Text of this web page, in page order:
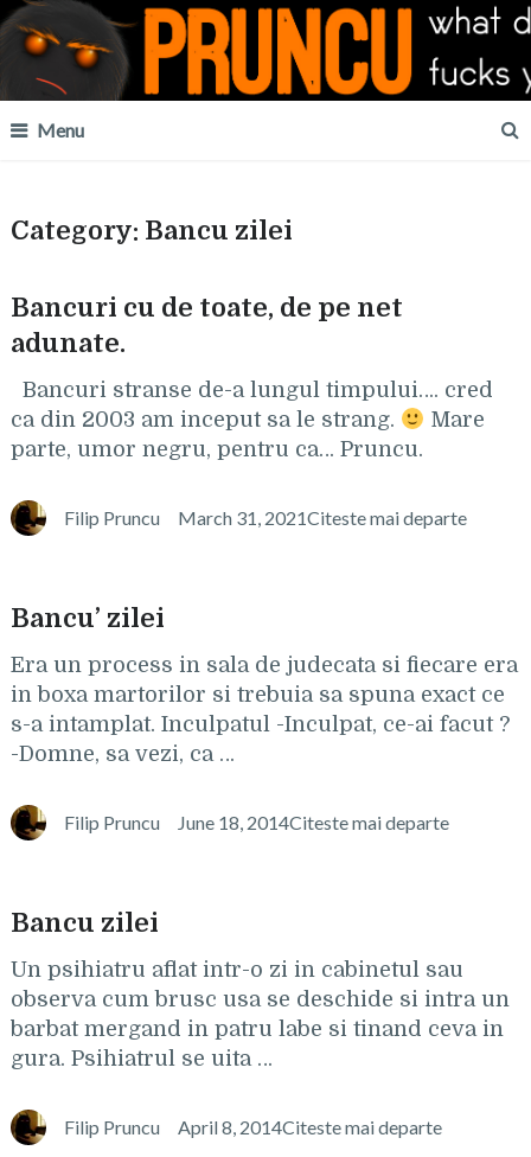
Menu
Category: Bancu zilei
Bancuri cu de toate, de pe net
adunate.
Bancuri stranse de-a lungul timpului…. cred
ca din 2003 am inceput sa le strang.
Mare
parte, umor negru, pentru ca… Pruncu.
Filip Pruncu March 31, 2021Citeste mai departe
Bancu’ zilei
Era un process in sala de judecata si fiecare era
in boxa martorilor si trebuia sa spuna exact ce
s-a intamplat. Inculpatul -Inculpat, ce-ai facut ?
-Domne, sa vezi, ca …
Filip Pruncu June 18, 2014Citeste mai departe
Bancu zilei
Un psihiatru aflat intr-o zi in cabinetul sau
observa cum brusc usa se deschide si intra un
barbat mergand in patru labe si tinand ceva in
gura. Psihiatrul se uita …
Filip Pruncu April 8, 2014Citeste mai departe